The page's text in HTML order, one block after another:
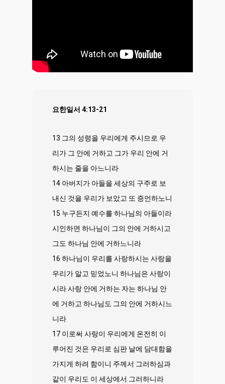
요한일서 4:13-21
13 그의 성령을 우리에게 주시므로 우
리가 그 안에 거하고 그가 우리 안에 거
하시는 줄을 아느니라
14 아버지가 아들을 세상의 구주로 보
내신 것을 우리가 보았고 또 증언하노니
15 누구든지 예수를 하나님의 아들이라
시인하면 하나님이 그의 안에 거하시고
그도 하나님 안에 거하느니라
16 하나님이 우리를 사랑하시는 사랑을
우리가 알고 믿었노니 하나님은 사랑이
시라 사랑 안에 거하는 자는 하나님 안
에 거하고 하나님도 그의 안에 거하시느
니라
17 이로써 사랑이 우리에게 온전히 이
루어진 것은 우리로 심판 날에 담대함을
가지게 하려 함이니 주께서 그러하심과
같이 우리도 이 세상에서 그러하니라